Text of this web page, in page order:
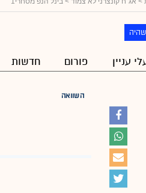
עניין פורום חדשות
השוואה